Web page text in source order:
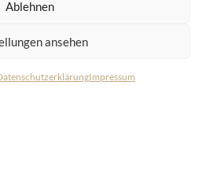
Ablehnen
ansehen
Impressum